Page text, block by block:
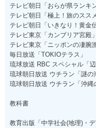
テレビ朝日「おらが県ランキ
テレビ朝日「極上！旅のススメ
テレビ朝日「いきなり！黄金
テレビ東京「カンブリア宮殿」
テレビ東京「ニッポンの凄腕
毎日放送「TOKIOテラス」
琉球放送 RBC スペシャル「
琉球朝日放送 ウチラン「謎の
琉球朝日放送 ウチラン「沖縄
教科書
教育出版「中学社会(地理)・デ